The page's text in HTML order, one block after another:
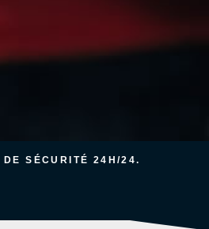
DE SÉCURITÉ 24H/24.